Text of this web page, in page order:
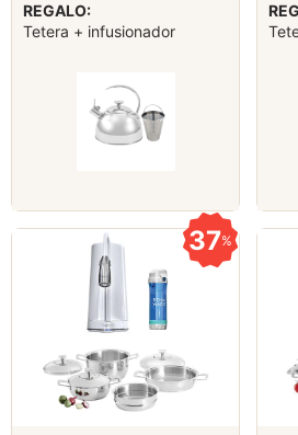
REGALO:
Tetera + infusionador
37%